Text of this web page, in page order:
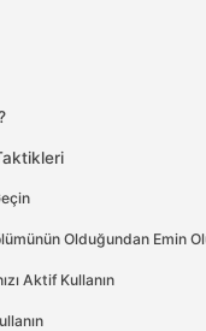
Olduğundan Emin
Aktif Kullanın